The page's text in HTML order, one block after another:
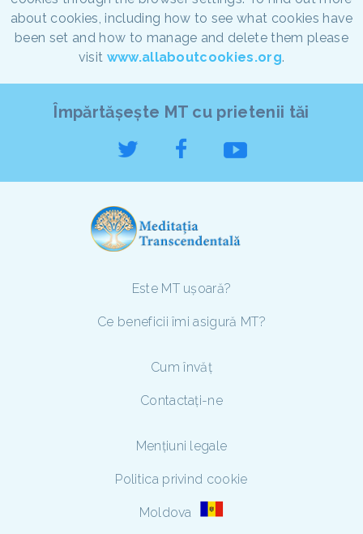
about cookies, including how to see what cookies have
been set and how to manage and delete them please
visit www.allaboutcookies.org.
Împărtășește MT cu prietenii tăi
Este MT ușoară?
Ce beneficii îmi asigură MT?
Cum învăț
Contactați-ne
Mențiuni legale
Politica privind cookie
Moldova